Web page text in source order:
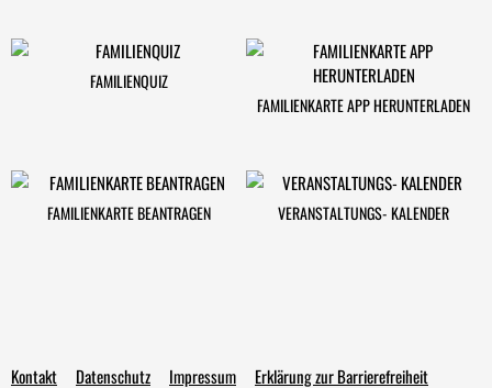
Kontakt Datenschutz Impressum Erklärung zur Barrierefreiheit
FAMILIENQUIZ
FAMILIENKARTE APP HERUNTERLADEN
FAMILIENKARTE BEANTRAGEN VERANSTALTUNGS- KALENDER